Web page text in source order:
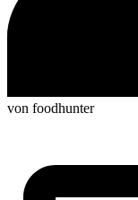
von foodhunter